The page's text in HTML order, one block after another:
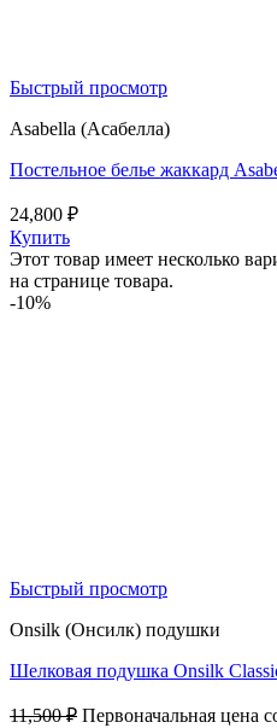
Быстрый просмотр
Asabella (Асабелла)
Постельное белье жаккард
24,800 ₽
Купить
Этот товар имеет несколько
на странице товара.
-10%
Быстрый просмотр
Onsilk (Онсилк) подушки
Шелковая подушка Onsilk
11,500₽ Первоначальная цена